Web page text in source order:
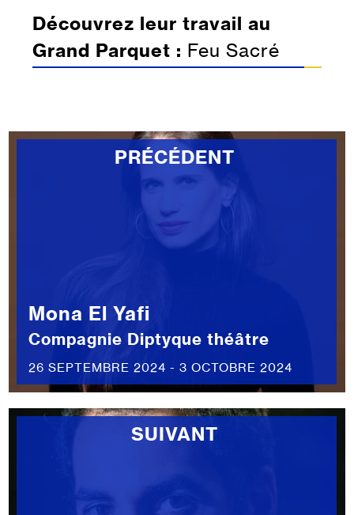
Découvrez leur travail au
Grand Parquet : Feu Sacré
PRÉCÉDENT
Mona El Yafi
Compagnie Diptyque théâtre
26 SEPTEMBRE 2024 - 3 OCTOBRE 2024
SUIVANT